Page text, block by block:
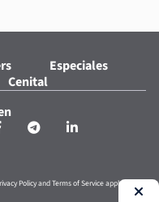
Especiales
Cenital
PolicyandTerms of Serviceapply.